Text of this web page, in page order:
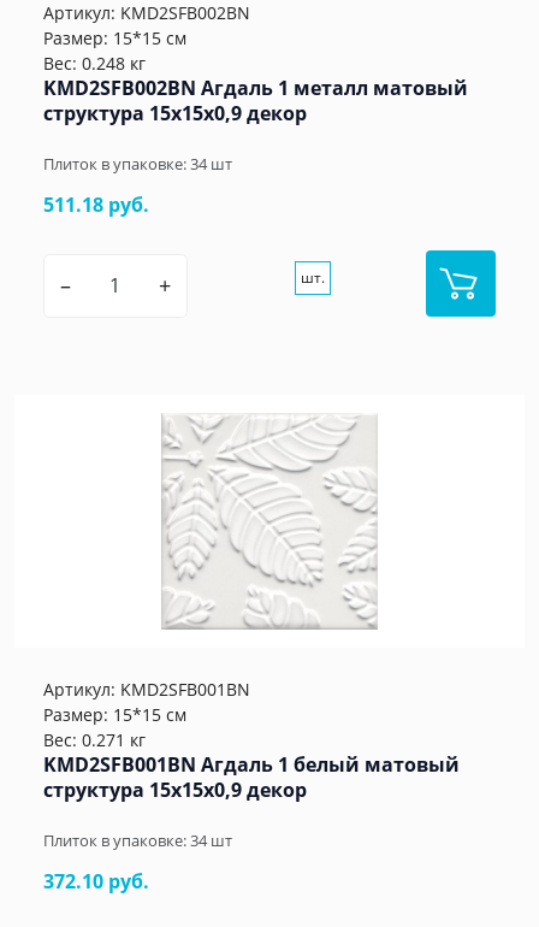
Артикул: KMD2SFB002BN
Размер: 15*15 см
Вес: 0.248 кг
KMD2SFB002BN Агдаль 1 металл матовый
структура 15x15x0,9 декор
Плиток в упаковке:34шт
511.18 руб.
– + шт.
Артикул: KMD2SFB001BN
Размер: 15*15 см
Вес: 0.271 кг
KMD2SFB001BN Агдаль 1 белый матовый
структура 15x15x0,9 декор
Плиток в упаковке:34шт
372.10 руб.